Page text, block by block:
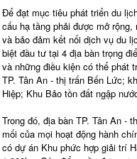
Để đạt mục tiêu phát triển du
cấu hạ tầng phải được mở
và bảo đảm kết nối dịch vụ du
biệt đầu tư tại 4 địa bàn trọng
và những điều kiện có thể phát
TP. Tân An - thị trấn Bến Lức;
Hiệp; Khu Bảo tồn đất ngập
Trong đó, địa bàn TP. Tân An -
mối của mọi hoạt động hành
có dự án Khu phức hợp giải trí